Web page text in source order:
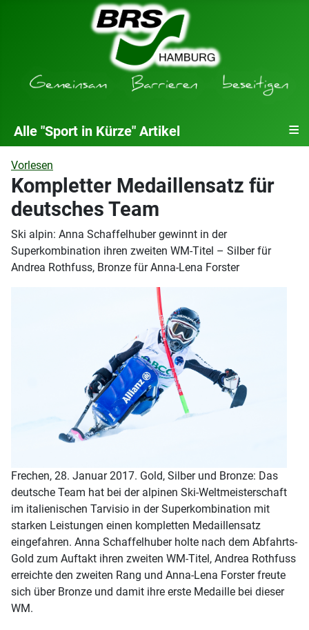
Alle "Sport in Kürze" Artikel ≡
Vorlesen
Kompletter Medaillensatz für
deutsches Team
Ski alpin: Anna Schaffelhuber gewinnt in der
Superkombination ihren zweiten WM-Titel – Silber für
Andrea Rothfuss, Bronze für Anna-Lena Forster
Frechen, 28. Januar 2017. Gold, Silber und Bronze: Das
deutsche Team hat bei der alpinen Ski-Weltmeisterschaft
im italienischen Tarvisio in der Superkombination mit
starken Leistungen einen kompletten Medaillensatz
eingefahren. Anna Schaffelhuber holte nach dem Abfahrts-
Gold zum Auftakt ihren zweiten WM-Titel, Andrea Rothfuss
erreichte den zweiten Rang und Anna-Lena Forster freute
sich über Bronze und damit ihre erste Medaille bei dieser
WM.